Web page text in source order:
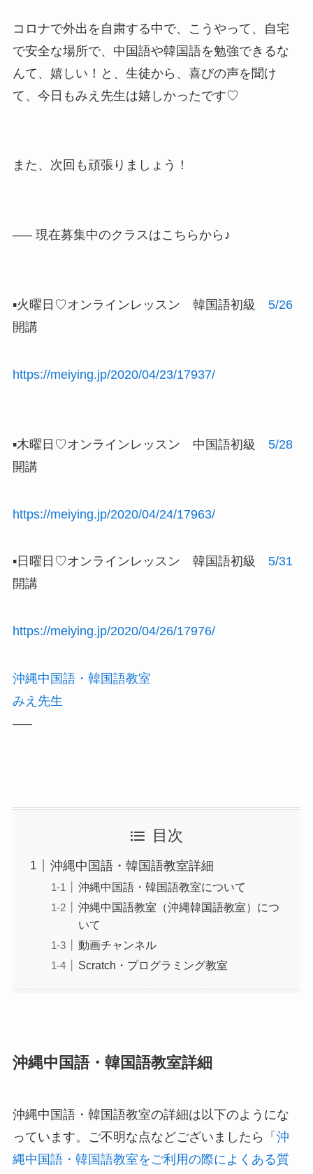
コロナで外出を自粛する中で、こうやって、自宅
で安全な場所で、中国語や韓国語を勉強できるな
んて、嬉しい！と、生徒から、喜びの声を聞け
て、今日もみえ先生は嬉しかったです♡
また、次回も頑張りましょう！
—– 現在募集中のクラスはこちらから♪
▪️火曜日♡オンラインレッスン 韓国語初級 5/26
開講
https://meiying.jp/2020/04/23/17937/
▪️木曜日♡オンラインレッスン 中国語初級 5/28
開講
https://meiying.jp/2020/04/24/17963/
▪️日曜日♡オンラインレッスン 韓国語初級 5/31
開講
https://meiying.jp/2020/04/26/17976/
沖縄中国語・韓国語教室
みえ先生
—–
目次
沖縄中国語・韓国語教室詳細
沖縄中国語・韓国語教室について
沖縄中国語教室（沖縄韓国語教室）につ
いて
動画チャンネル
Scratch・プログラミング教室
沖縄中国語・韓国語教室詳細
沖縄中国語・韓国語教室の詳細は以下のようにな
っています。ご不明な点などございましたら「 沖
縄中国語・韓国語教室をご利用の際によくある質